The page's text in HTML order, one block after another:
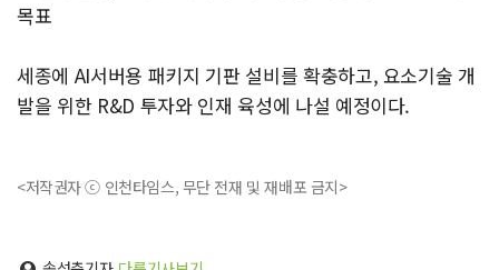
목표
세종에 AI서버용 패키지 기판 설비를 확충하고, 요소기술 개
발을 위한 R&D 투자와 인재 육성에 나설 예정이다.
<저작권자 ⓒ 인천타임스, 무단 전재 및 재배포 금지>